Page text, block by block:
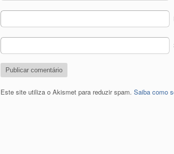
Este site utiliza o Akismet para reduzir spam. Saiba como